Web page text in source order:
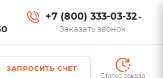
+7 (800) 333-03-32
Заказать звонок
ЗАПРОСИТЬ СЧЕТ
Статус заказа